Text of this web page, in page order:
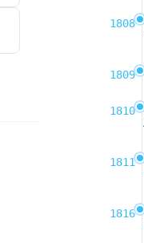
1808
1809
1810
1811
1816